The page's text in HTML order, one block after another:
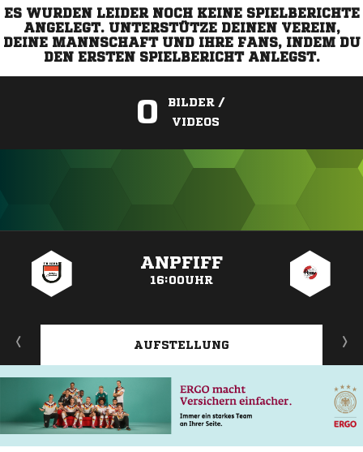
ES WURDEN LEIDER NOCH KEINE SPIELBERICHTE
ANGELEGT. UNTERSTÜTZE DEINEN VEREIN,
DEINE MANNSCHAFT UND IHRE FANS, INDEM DU
DEN ERSTEN SPIELBERICHT ANLEGST.
0
BILDER /
VIDEOS
ANPFIFF
16:00UHR
AUFSTELLUNG